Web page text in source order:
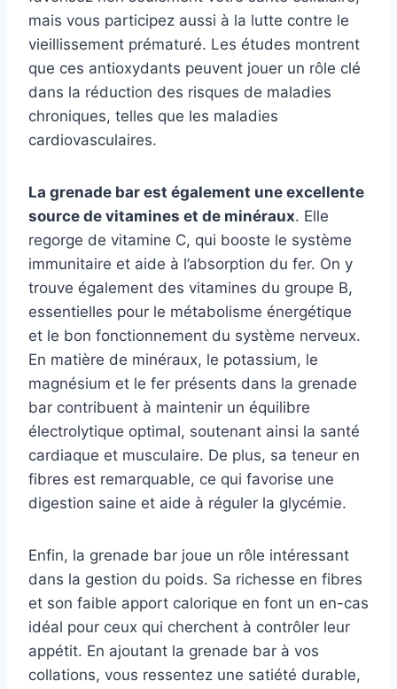
mais vous participez aussi à la lutte contre le
vieillissement prématuré. Les études montrent
que ces antioxydants peuvent jouer un rôle clé
dans la réduction des risques de maladies
chroniques, telles que les maladies
cardiovasculaires.
La grenade bar est également une excellente
source de vitamines et de minéraux. Elle
regorge de vitamine C, qui booste le système
immunitaire et aide à l’absorption du fer. On y
trouve également des vitamines du groupe B,
essentielles pour le métabolisme énergétique
et le bon fonctionnement du système nerveux.
En matière de minéraux, le potassium, le
magnésium et le fer présents dans la grenade
bar contribuent à maintenir un équilibre
électrolytique optimal, soutenant ainsi la santé
cardiaque et musculaire. De plus, sa teneur en
fibres est remarquable, ce qui favorise une
digestion saine et aide à réguler la glycémie.
Enfin, la grenade bar joue un rôle intéressant
dans la gestion du poids. Sa richesse en fibres
et son faible apport calorique en font un en-cas
idéal pour ceux qui cherchent à contrôler leur
appétit. En ajoutant la grenade bar à vos
collations, vous ressentez une satiété durable,